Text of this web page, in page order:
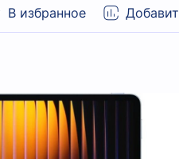
В избранное